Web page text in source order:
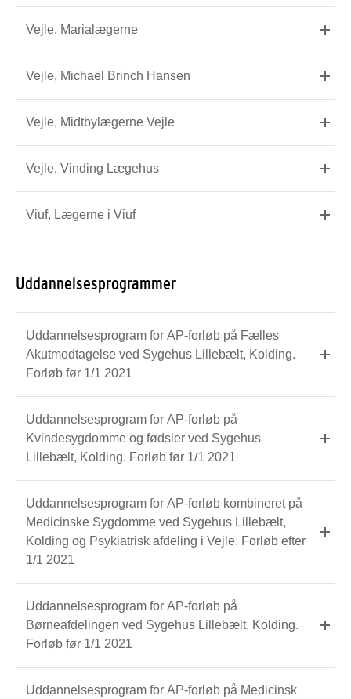
Vejle, Marialægerne
Vejle, Michael Brinch Hansen
Vejle, Midtbylægerne Vejle
Vejle, Vinding Lægehus
Viuf, Lægerne i Viuf
Uddannelsesprogrammer
Uddannelsesprogram for AP-forløb på Fælles
Akutmodtagelse ved Sygehus Lillebælt, Kolding.
Forløb før 1/1 2021
Uddannelsesprogram for AP-forløb på
Kvindesygdomme og fødsler ved Sygehus
Lillebælt, Kolding. Forløb før 1/1 2021
Uddannelsesprogram for AP-forløb kombineret på
Medicinske Sygdomme ved Sygehus Lillebælt,
Kolding og Psykiatrisk afdeling i Vejle. Forløb efter
1/1 2021
Uddannelsesprogram for AP-forløb på
Børneafdelingen ved Sygehus Lillebælt, Kolding.
Forløb før 1/1 2021
Uddannelsesprogram for AP-forløb på Medicinsk